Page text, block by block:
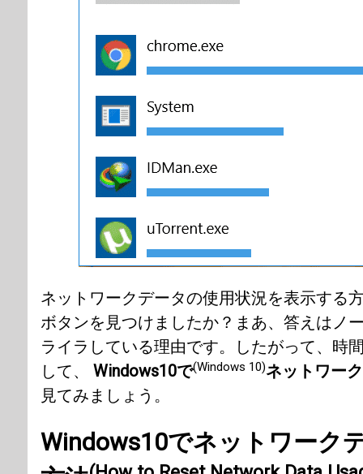
ネットワークデータの使用状況を表示する
ボタンを見つけましたか？まあ、答えはノ
ライラしている理由です。したがって、時
して、 Windows10で(Windows 10)ネットワー
見てみましょう。
Windows10でネットワーク